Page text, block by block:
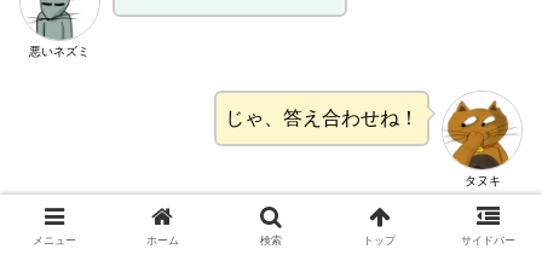
悪いネズミ
タヌキ
じゃ、答え合わせね！
①「皇統の乱れから生じた争いに介入した足利方（武士）
メニュー ホーム 検索 トップ サイドバー